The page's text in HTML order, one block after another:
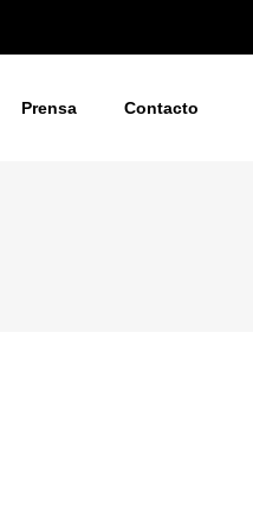
Prensa Contacto